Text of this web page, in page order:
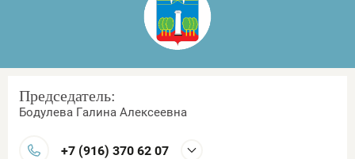
Председатель:
Бодулева Галина Алексеевна
+7 (916) 370 62 07